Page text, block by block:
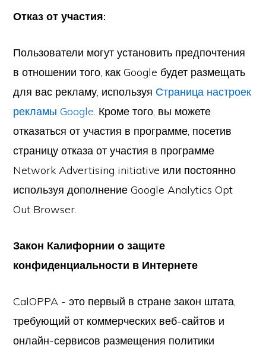
Отказ от участия:
Пользователи могут установить предпочтения
в отношении того, как Google будет размещать
для вас рекламу, используя Страница настроек
рекламы Google. Кроме того, вы можете
отказаться от участия в программе, посетив
страницу отказа от участия в программе
Network Advertising initiative или постоянно
используя дополнение Google Analytics Opt
Out Browser.
Закон Калифорнии о защите
конфиденциальности в Интернете
CalOPPA - это первый в стране закон штата,
требующий от коммерческих веб-сайтов и
онлайн-сервисов размещения политики